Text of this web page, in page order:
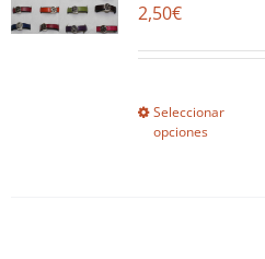
2,50€
Seleccionar
opciones